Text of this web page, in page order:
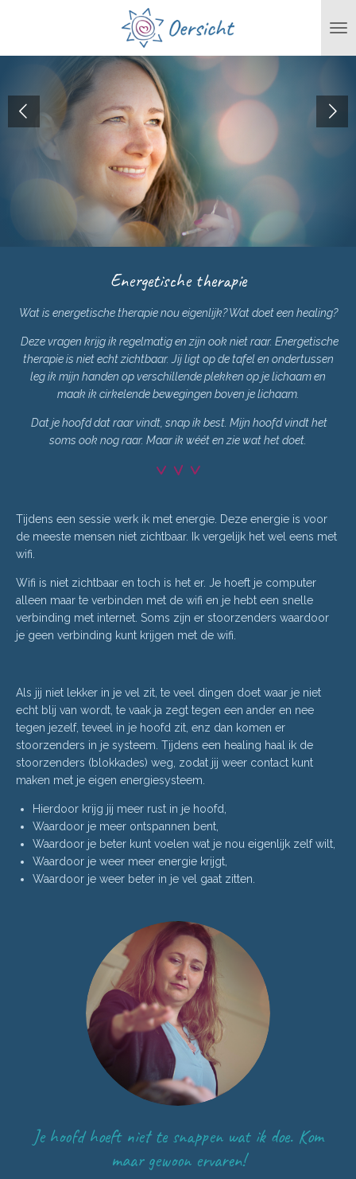
hoofdinhoud
Energetische therapie
Wat is energetische therapie nou eigenlijk? Wat doet een healing?
Deze vragen krijg ik regelmatig en zijn ook niet raar. Energetische
therapie is niet echt zichtbaar. Jij ligt op de tafel en ondertussen
leg ik mijn handen op verschillende plekken op je lichaam en
maak ik cirkelende bewegingen boven je lichaam.
Dat je hoofd dat raar vindt, snap ik best. Mijn hoofd vindt het
soms ook nog raar. Maar ik wéét en zie wat het doet.
Tijdens een sessie werk ik met energie. Deze energie is voor
de meeste mensen niet zichtbaar. Ik vergelijk het wel eens met
wifi.
Wifi is niet zichtbaar en toch is het er. Je hoeft je computer
alleen maar te verbinden met de wifi en je hebt een snelle
verbinding met internet. Soms zijn er stoorzenders waardoor
je geen verbinding kunt krijgen met de wifi.
Als jij niet lekker in je vel zit, te veel dingen doet waar je niet
echt blij van wordt, te vaak ja zegt tegen een ander en nee
tegen jezelf, teveel in je hoofd zit, enz dan komen er
stoorzenders in je systeem. Tijdens een healing haal ik de
stoorzenders (blokkades) weg, zodat jij weer contact kunt
maken met je eigen energiesysteem.
Hierdoor krijg jij meer rust in je hoofd,
Waardoor je meer ontspannen bent,
Waardoor je beter kunt voelen wat je nou eigenlijk zelf wilt,
Waardoor je weer meer energie krijgt,
Waardoor je weer beter in je vel gaat zitten.
Je hoofd hoeft niet te snappen wat ik doe. Kom
maar gewoon ervaren!